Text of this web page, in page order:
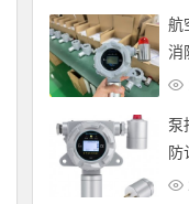
航
消
泵
防